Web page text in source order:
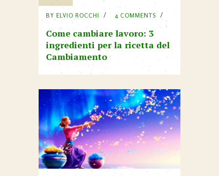
BY ELVIO ROCCHI 4 COMMENTS
Come cambiare lavoro: 3
ingredienti per la ricetta del
Cambiamento